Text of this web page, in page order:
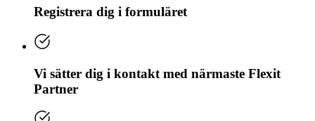
Registrera dig i formuläret
Vi sätter dig i kontakt med närmaste Flexit
Partner